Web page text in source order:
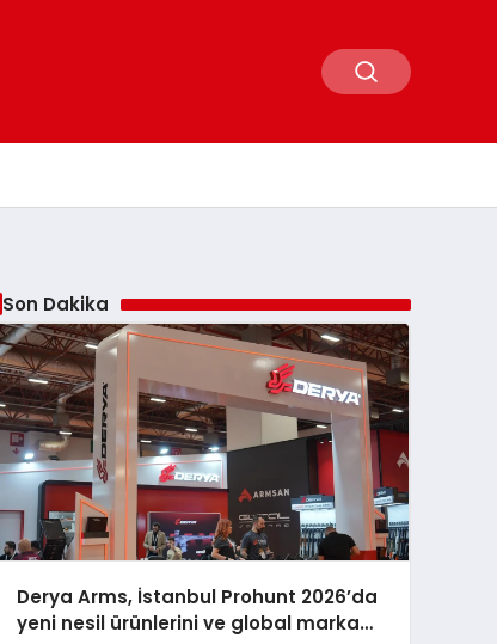
Son Dakika
Derya Arms, İstanbul Prohunt 2026’da
yeni nesil ürünlerini ve global marka